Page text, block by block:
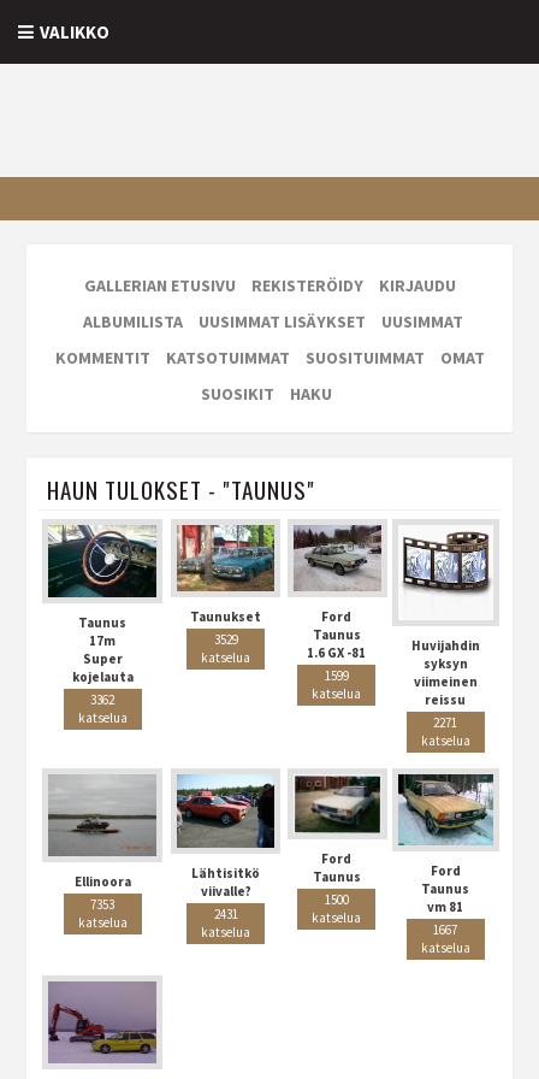
VALIKKO
GALLERIAN ETUSIVU REKISTERÖIDY
KIRJAUDU
ALBUMILISTA
UUSIMMAT LISÄYKSET
UUSIMMAT
KOMMENTIT
KATSOTUIMMAT SUOSITUIMMAT
OMAT
SUOSIKIT
HAKU
HAUN TULOKSET - "TAUNUS"
Taunus
17m
Super
kojelauta
3362
katselua
Taunukset
3529
katselua
Ford
Taunus
1.6 GX -81
1599
katselua
Huvijahdin
syksyn
viimeinen
reissu
2271
katselua
Ellinoora
7353
katselua
Lähtisitkö
viivalle?
2431
katselua
Ford
Taunus
1500
katselua
Ford
Taunus
vm 81
1667
katselua